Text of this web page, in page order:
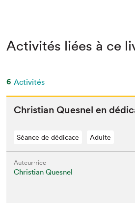
Activités liées à ce
6 Activités
Chris­t­ian Ques­nel en
Séance de dédicace Adulte
Auteur·rice
Christian Quesnel